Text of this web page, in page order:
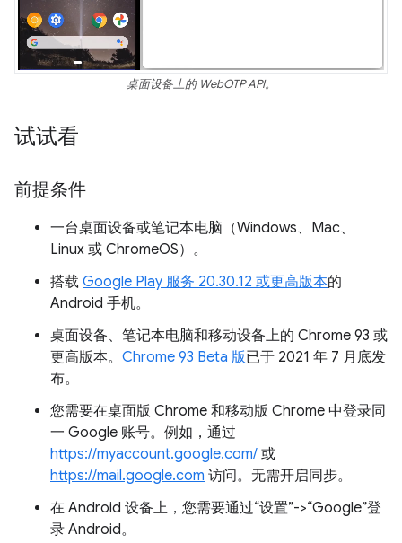
桌面设备上的 WebOTP API。
试试看
前提条件
一台桌面设备或笔记本电脑（Windows、Mac、
Linux 或 ChromeOS）。
搭载 Google Play 服务 20.30.12 或更高版本的
Android 手机。
桌面设备、笔记本电脑和移动设备上的 Chrome 93 或
更高版本。 Chrome 93 Beta 版已于 2021 年 7 月底发
布。
您需要在桌面版 Chrome 和移动版 Chrome 中登录同
一 Google 账号。例如，通过
https://myaccount.google.com/ 或
https://mail.google.com 访问。无需开启同步。
在 Android 设备上，您需要通过“设置”->“Google”登
录 Android。